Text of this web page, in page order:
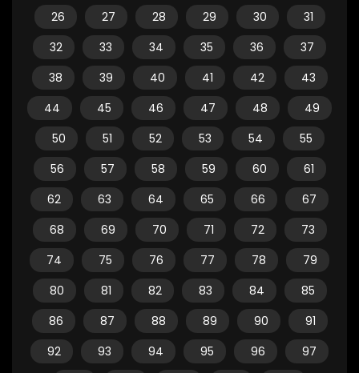
26
27 28 29 30
31
32
33 34 35 36
37
38
39 40 41 42
43
44
45 46 47 48
49
50
51 52 53 54
55
56
57 58 59 60
61
62
63 64 65 66
67
68
69 70 71 72
73
74
75 76 77 78
79
80
81 82 83 84
85
86
87 88 89 90
91
92
93 94 95 96
97